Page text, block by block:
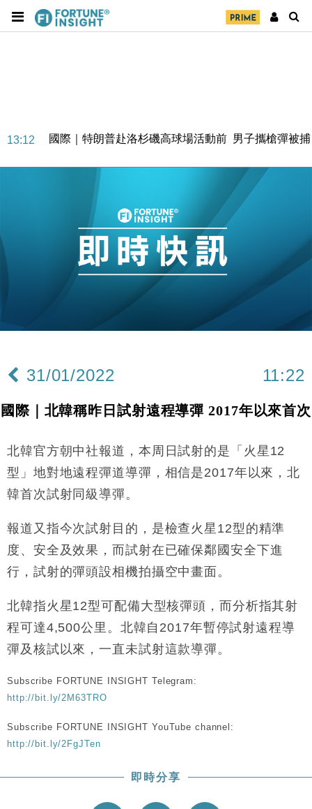
13:12
國際｜特朗普赴洛杉磯高球場活動前 男子攜槍彈被捕
財經｜香港7月PMI回落至51 企業擴張放慢兼縮減人
財經｜黑石傳再籌逾360億美元 支援Anthropic租用
Google晶片
財經｜美商務部擬擴大金屬關稅範圍 14類產品或加徵
18:15
本地｜新世界K11 9月升級會員制度 增鉑金卡級別鎖
財經｜本港6月零售額連升14個月 珠寶鐘錶銷售升勢
15:11
財經｜SHEIN傳最快8月中招股 估值料降至400億美
11:30
財經｜精星香港夥菜鳥拓全球智慧倉儲市場 加快海外
14:50
地產｜大酒店中期轉賺2300萬元 斥21億翻新香港及
東京半島
13:12
國際｜特朗普赴洛杉磯高球場活動前 男子攜槍彈被捕
12:30
財經｜香港7月PMI回落至51 企業擴張放慢兼縮減人
手
11:40
財經｜黑石傳再籌逾360億美元 支援Anthropic租用
Google晶片
25%
18:15
本地｜新世界K11 9月升級會員制度 增鉑金卡級別鎖
定高消費客群
最強
16:33
財經｜滙控重啟最多10億美元回購 派息比率目標維持
15:11
財經｜SHEIN傳最快8月中招股 估值料降至400億美
元以下
31/01/2022 11:22
國際｜北韓稱昨日試射遠程導彈 2017年以來首次
北韓官方朝中社報道，本周日試射的是「火星12
型」地對地遠程彈道導彈，相信是2017年以來，北
韓首次試射同級導彈。
報道又指今次試射目的，是檢查火星12型的精準
度、安全及效果，而試射在已確保鄰國安全下進
行，試射的彈頭設相機拍攝空中畫面。
北韓指火星12型可配備大型核彈頭，而分析指其射
程可達4,500公里。北韓自2017年暫停試射遠程導
彈及核試以來，一直未試射這款導彈。
Subscribe FORTUNE INSIGHT Telegram:
http://bit.ly/2M63TRO
Subscribe FORTUNE INSIGHT YouTube channel:
http://bit.ly/2FgJTen
即時分享